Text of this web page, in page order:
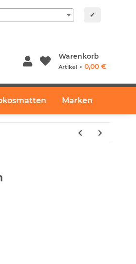
✔
Warenkorb
Artikel ⚬ 0,00 €
Marken